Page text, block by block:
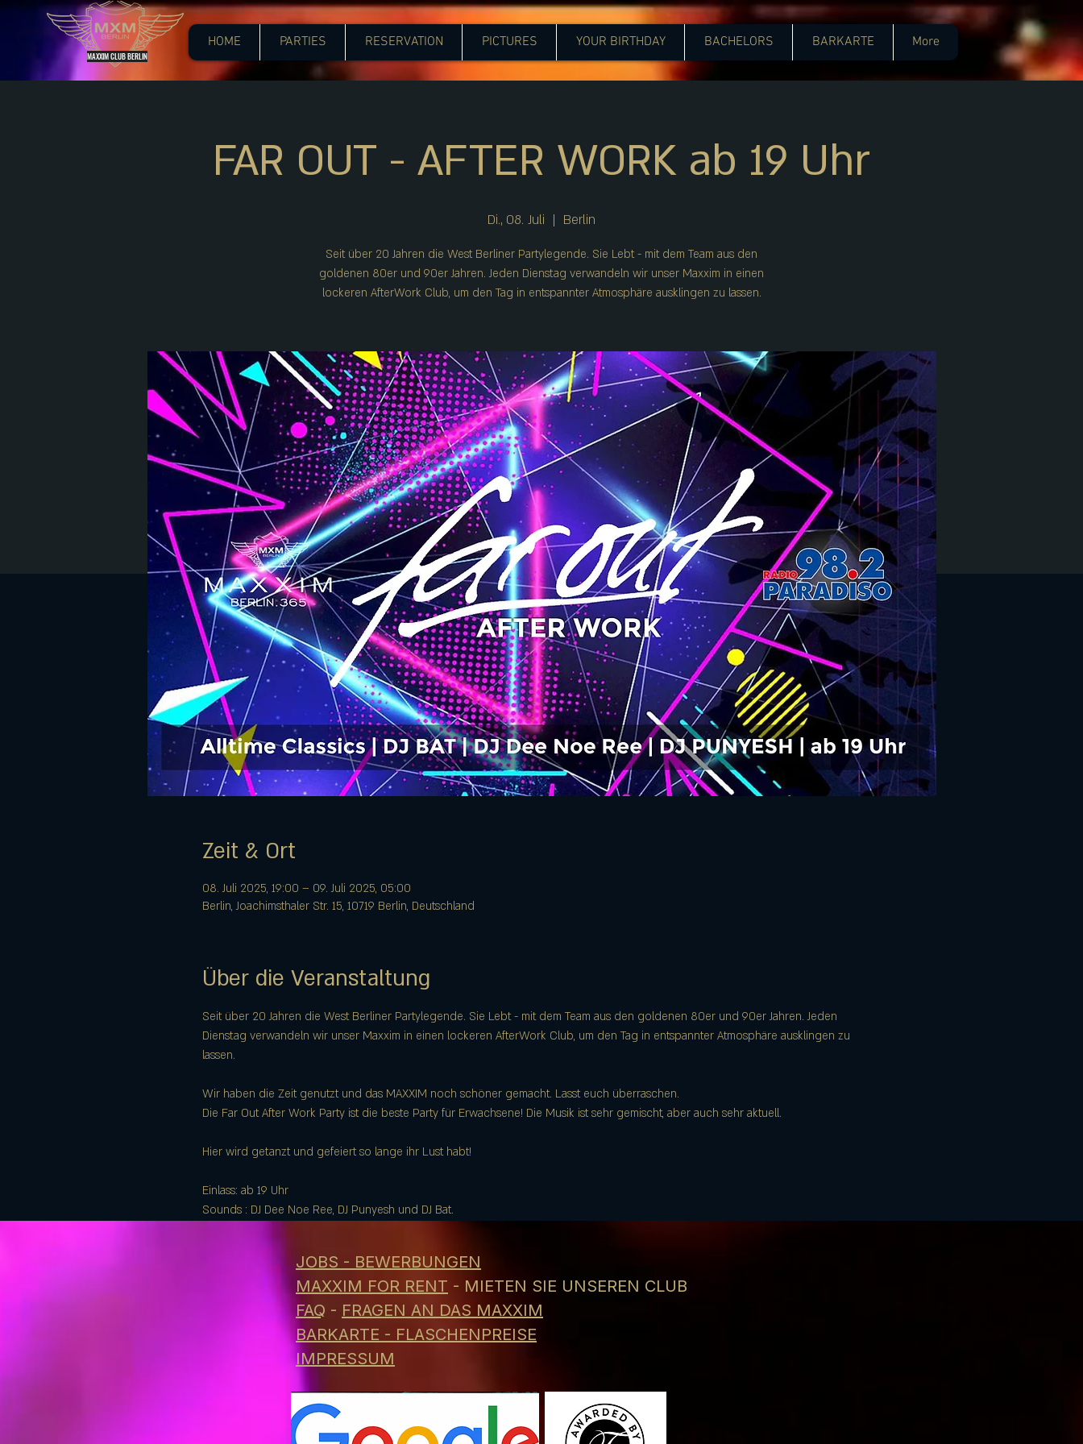
HOME PARTIES RESERVATION PICTURES YOUR BIRTHDAY BACHELORS BARKARTE More
MAXXIM CLUB BERLIN
FAR OUT - AFTER WORK ab 19 Uhr
Di., 08. Juli
  |
Berlin
Seit über 20 Jahren die West Berliner Partylegende. Sie Lebt - mit dem Team aus den
goldenen 80er und 90er Jahren. Jeden Dienstag verwandeln wir unser Maxxim in einen
lockeren AfterWork Club, um den Tag in entspannter Atmosphäre ausklingen zu lassen.
Zeit & Ort
08. Juli 2025, 19:00 – 09. Juli 2025, 05:00
Berlin, Joachimsthaler Str. 15, 10719 Berlin, Deutschland
Über die Veranstaltung
Seit über 20 Jahren die West Berliner Partylegende. Sie Lebt - mit dem Team aus den goldenen 80er und 90er Jahren. Jeden
Dienstag verwandeln wir unser Maxxim in einen lockeren AfterWork Club, um den Tag in entspannter Atmosphäre ausklingen zu
lassen.
Wir haben die Zeit genutzt und das MAXXIM noch schöner gemacht. Lasst euch überraschen.
Die Far Out After Work Party ist die beste Party für Erwachsene! Die Musik ist sehr gemischt, aber auch sehr aktuell.
Hier wird getanzt und gefeiert so lange ihr Lust habt!
Einlass: ab 19 Uhr
Sounds : DJ Dee Noe Ree, DJ Punyesh und DJ Bat.
JOBS - BEWERBUNGEN
MAXXIM FOR RENT - MIETEN SIE UNSEREN CLUB
FAQ - FRAGEN AN DAS MAXXIM
BARKARTE - FLASCHENPREISE
IMPRESSUM